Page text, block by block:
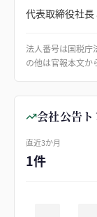
代表取締役社
法人番号は国税庁
の他は官報本文か
会社公告ト
直近3か月
1件